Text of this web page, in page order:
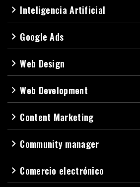
navigate_next Inteligencia Artificial
navigate_next Google Ads
navigate_nextWeb Design
navigate_nextWeb Development
navigate_next Content Marketing
navigate_next Community manager
navigate_next Comercio electrónico